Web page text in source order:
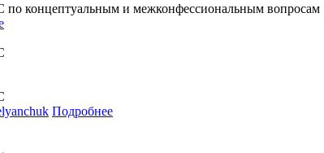
концептуальным и межконфессиональным вопросам
Подробнее